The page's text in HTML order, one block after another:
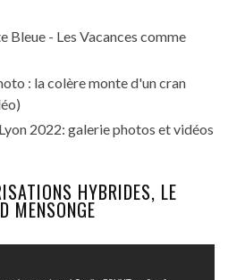
Bleue - Les Vacances comme
: la colère monte d'un cran
2022: galerie photos et vidéos
HYBRIDES, LE
MENSONGE